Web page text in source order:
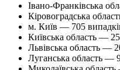
Івано-Франківська
Кіровоградська
м. Київ — 705
Київська область —
Львівська область —
Луганська область —